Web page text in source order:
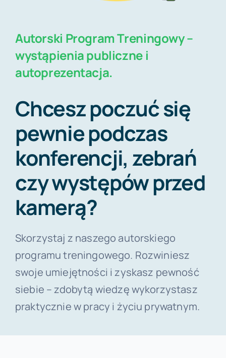
Autorski Program Treningowy –
wystąpienia publiczne i
autoprezentacja.
Chcesz poczuć się
pewnie podczas
konferencji, zebrań
czy występów przed
kamerą?
Skorzystaj z naszego autorskiego
programu treningowego. Rozwiniesz
swoje umiejętności i zyskasz pewność
siebie – zdobytą wiedzę wykorzystasz
praktycznie w pracy i życiu prywatnym.